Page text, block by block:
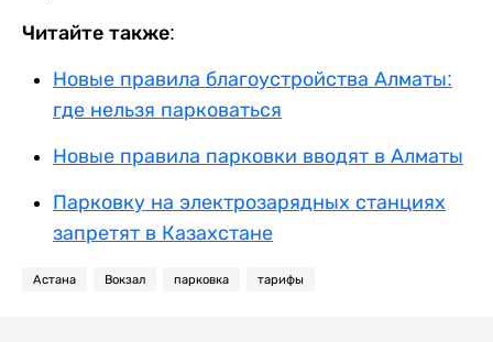
Читайте также:
Новые правила благоустройства Алматы:
где нельзя парковаться
Новые правила парковки вводят в Алматы
Парковку на электрозарядных станциях
запретят в Казахстане
Астана Вокзал парковка тарифы